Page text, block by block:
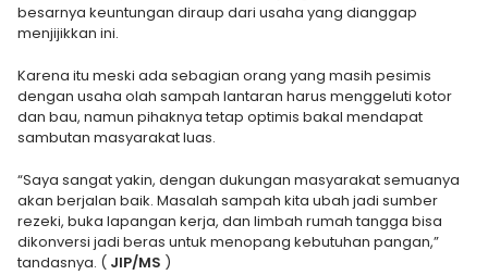
besarnya keuntungan diraup dari usaha yang dianggap
menjijikkan ini.
Karena itu meski ada sebagian orang yang masih pesimis
dengan usaha olah sampah lantaran harus menggeluti kotor
dan bau, namun pihaknya tetap optimis bakal mendapat
sambutan masyarakat luas.
“Saya sangat yakin, dengan dukungan masyarakat semuanya
akan berjalan baik. Masalah sampah kita ubah jadi sumber
rezeki, buka lapangan kerja, dan limbah rumah tangga bisa
dikonversi jadi beras untuk menopang kebutuhan pangan,”
tandasnya. ( JIP/MS )